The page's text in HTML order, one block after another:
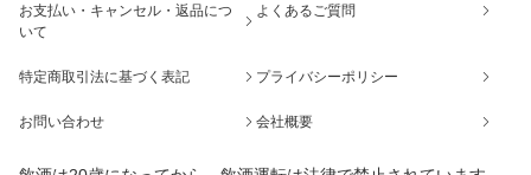
お支払い・キャンセル・返品につ
いて
よくあるご質問
特定商取引法に基づく表記 プライバシーポリシー
お問い合わせ 会社概要